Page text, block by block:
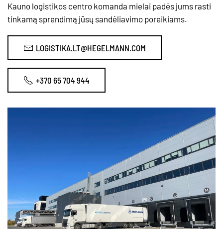
Kauno logistikos centro komanda mielai padės jums rasti
tinkamą sprendimą jūsų sandėliavimo poreikiams.
LOGISTIKA.LT@HEGELMANN.COM
+370 65 704 944